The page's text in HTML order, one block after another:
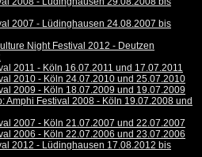
2007 - Lüdinghausen 24.08.2007 bis
Night Festival 2012 - Deutzen
2011 - Köln 16.07.2011 und 17.07.2011
2010 - Köln 24.07.2010 und 25.07.2010
2009 - Köln 18.07.2009 und 19.07.2009
Amphi Festival 2008 - Köln 19.07.2008 und
2007 - Köln 21.07.2007 und 22.07.2007
2006 - Köln 22.07.2006 und 23.07.2006
2012 - Lüdinghausen 17.08.2012 bis